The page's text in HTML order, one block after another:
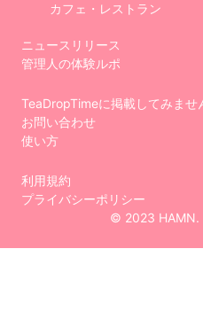
カフェ・レストラン
ニュースリリース
管理人の体験ルポ
TeaDropTimeに掲載してみませ
お問い合わせ
使い方
利用規約
プライバシーポリシー
© 2023 HAMN.